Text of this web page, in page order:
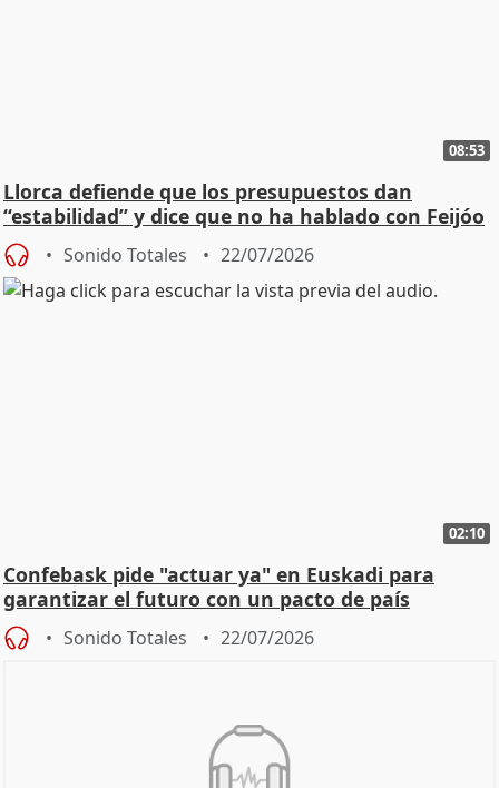
08:53
Llorca defiende que los presupuestos dan
“estabilidad” y dice que no ha hablado con Feijóo
Sonido Totales 22/07/2026
02:10
Confebask pide "actuar ya" en Euskadi para
garantizar el futuro con un pacto de país
Sonido Totales 22/07/2026